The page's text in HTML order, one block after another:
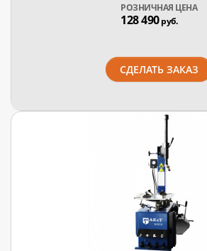
РОЗНИЧНАЯ ЦЕНА
128 490руб.
СДЕЛАТЬ ЗАКАЗ